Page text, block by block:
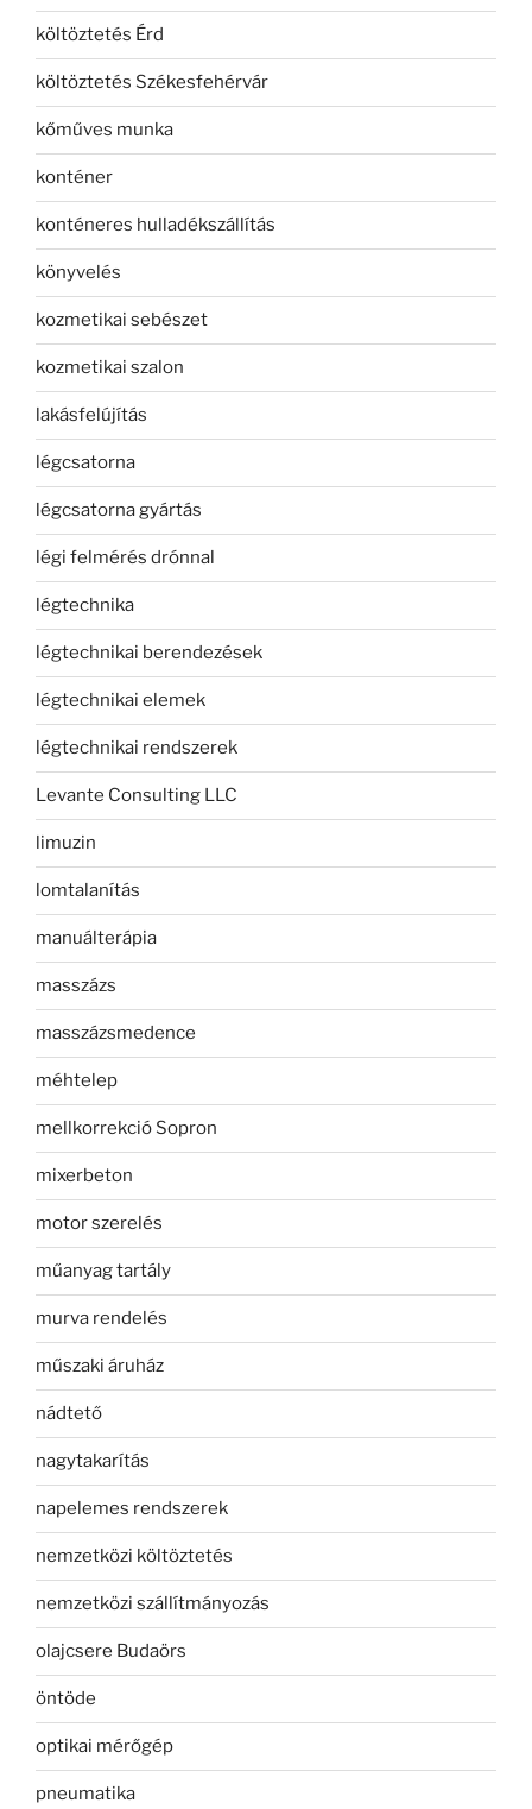
költöztetés Érd
költöztetés Székesfehérvár
kőműves munka
konténer
konténeres hulladékszállítás
könyvelés
kozmetikai sebészet
kozmetikai szalon
lakásfelújítás
légcsatorna
légcsatorna gyártás
légi felmérés drónnal
légtechnika
légtechnikai berendezések
légtechnikai elemek
légtechnikai rendszerek
Levante Consulting LLC
limuzin
lomtalanítás
manuálterápia
masszázs
masszázsmedence
méhtelep
mellkorrekció Sopron
mixerbeton
motor szerelés
műanyag tartály
murva rendelés
műszaki áruház
nádtető
nagytakarítás
napelemes rendszerek
nemzetközi költöztetés
nemzetközi szállítmányozás
olajcsere Budaörs
öntöde
optikai mérőgép
pneumatika